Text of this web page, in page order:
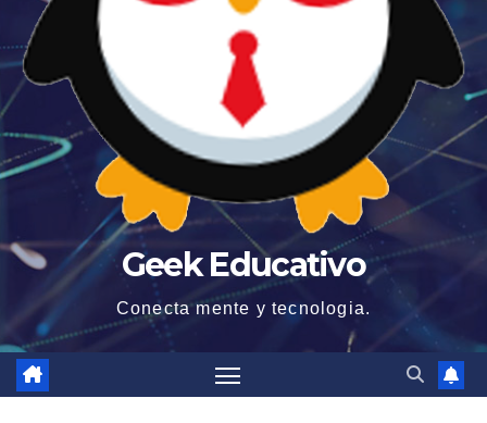
Geek Educativo
Conecta mente y tecnologia.